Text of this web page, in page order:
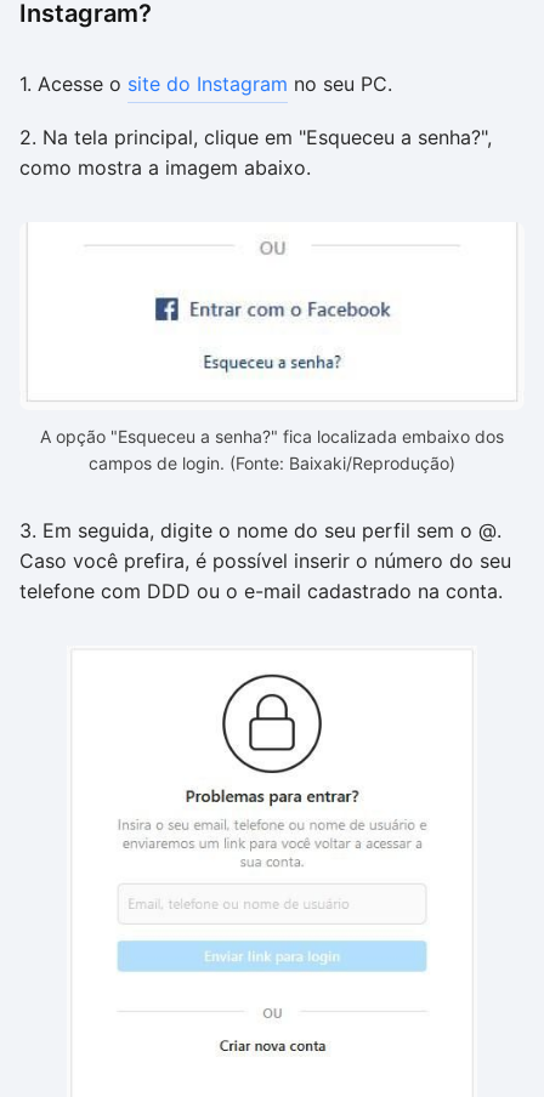
Instagram?
1. Acesse o site do Instagram no seu PC.
2. Na tela principal, clique em "Esqueceu a senha?",
como mostra a imagem abaixo.
A opção "Esqueceu a senha?" fica localizada embaixo dos
campos de login. (Fonte: Baixaki/Reprodução)
3. Em seguida, digite o nome do seu perfil sem o @.
Caso você prefira, é possível inserir o número do seu
telefone com DDD ou o e-mail cadastrado na conta.